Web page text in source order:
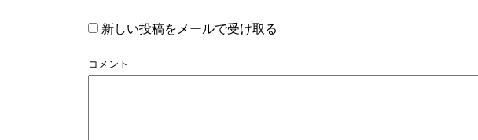
新しい投稿をメールで受け取る
コメント